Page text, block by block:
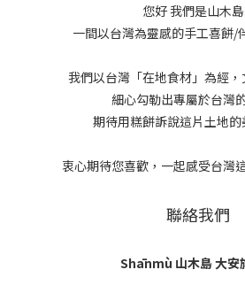
您好 我們是山木島
一間以台灣為靈感的手工喜餅/
我們以台灣「在地食材」為經，
細心勾勒出專屬於台灣
期待用糕餅訴說這片土地的
衷心期待您喜歡，一起感受台灣
聯絡我們
Shānmù 山木島 大安